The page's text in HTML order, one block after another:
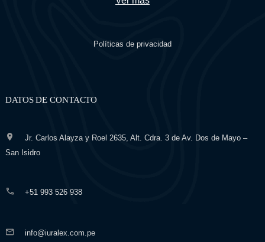
Políticas de privacidad
DATOS DE CONTACTO
Jr. Carlos Alayza y Roel 2635, Alt. Cdra. 3 de Av. Dos de Mayo –
San Isidro
+51 993 526 938
info@iuralex.com.pe